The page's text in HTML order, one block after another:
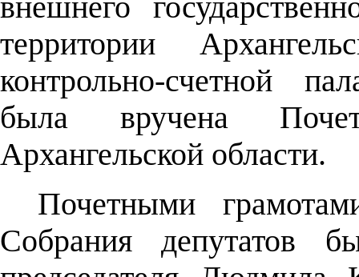
внешнего
территории
контрольно-счетной
была вручена
Архангельской области.
Почетными
Собрания депутатов